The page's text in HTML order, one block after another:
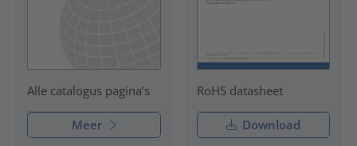
Alle catalogus pagina’s
Meer
RoHS datasheet
Download